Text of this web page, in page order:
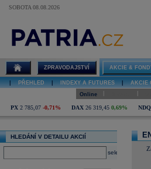
SOBOTA 08.08.2026
ENEFI AM
ZPRAVODAJSTVÍ AKCIE &
PŘEHLED INDEXY A FUTURES AKCIE
Online
PX 2 785,07 -0,71% DAX 26 319,45 0,69% NDQ
HLEDÁNÍ V DETAILU AKCIÍ
select